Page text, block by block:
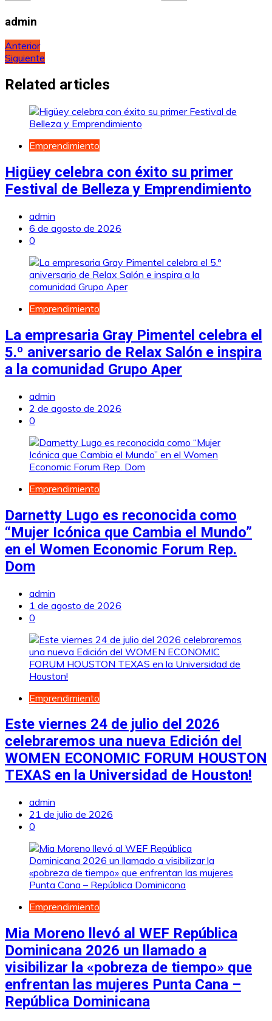
admin
Navegación
de
entradas
Anterior
Siguiente
Related articles
Emprendimiento
Higüey celebra con éxito su primer
Festival de Belleza y Emprendimiento
admin
6 de agosto de 2026
0
Emprendimiento
La empresaria Gray Pimentel celebra el
5.º aniversario de Relax Salón e inspira
a la comunidad Grupo Aper
admin
2 de agosto de 2026
0
Emprendimiento
Darnetty Lugo es reconocida como
“Mujer Icónica que Cambia el Mundo”
en el Women Economic Forum Rep.
Dom
admin
1 de agosto de 2026
0
Emprendimiento
Este viernes 24 de julio del 2026
celebraremos una nueva Edición del
WOMEN ECONOMIC FORUM HOUSTON
TEXAS en la Universidad de Houston!
admin
21 de julio de 2026
0
Emprendimiento
Mia Moreno llevó al WEF República
Dominicana 2026 un llamado a
visibilizar la «pobreza de tiempo» que
enfrentan las mujeres Punta Cana –
República Dominicana